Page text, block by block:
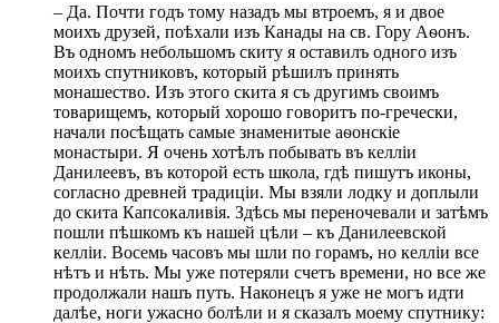
– Да. Почти годъ тому назадъ мы втроемъ, я и двое
моихъ друзей, поѣхали изъ Канады на св. Гору Аѳонъ.
Въ одномъ небольшомъ скиту я оставилъ одного изъ
моихъ спутниковъ, который рѣшилъ принять
монашество. Изъ этого скита я съ другимъ своимъ
товарищемъ, который хорошо говоритъ по-гречески,
начали посѣщать самые знаменитые аѳонскіе
монастыри. Я очень хотѣлъ побывать въ келліи
Данилеевъ, въ которой есть школа, гдѣ пишутъ иконы,
согласно древней традиціи. Мы взяли лодку и доплыли
до скита Капсокаливія. Здѣсь мы переночевали и затѣмъ
пошли пѣшкомъ къ нашей цѣли – къ Данилеевской
келліи. Восемь часовъ мы шли по горамъ, но келліи все
нѣтъ и нѣть. Мы уже потеряли счетъ времени, но все же
продолжали нашъ путь. Наконецъ я уже не могъ идти
далѣе, ноги ужасно болѣли и я сказалъ моему спутнику: